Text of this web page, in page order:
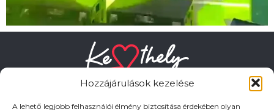
Hozzájárulások kezelése
A lehető legjobb felhasználói élmény biztosítása érdekében olyan